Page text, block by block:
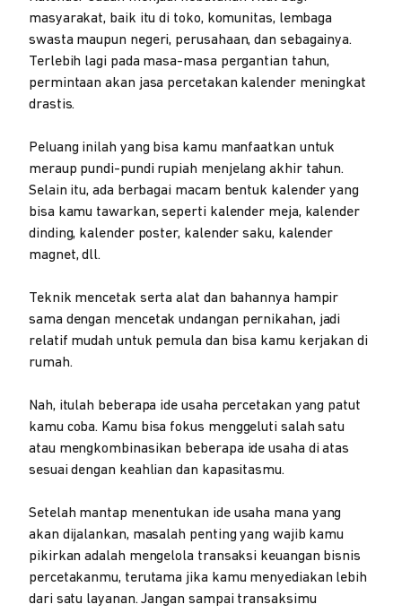
masyarakat, baik itu di toko, komunitas, lembaga
swasta maupun negeri, perusahaan, dan sebagainya.
Terlebih lagi pada masa-masa pergantian tahun,
permintaan akan jasa percetakan kalender meningkat
drastis.
Peluang inilah yang bisa kamu manfaatkan untuk
meraup pundi-pundi rupiah menjelang akhir tahun.
Selain itu, ada berbagai macam bentuk kalender yang
bisa kamu tawarkan, seperti kalender meja, kalender
dinding, kalender poster, kalender saku, kalender
magnet, dll.
Teknik mencetak serta alat dan bahannya hampir
sama dengan mencetak undangan pernikahan, jadi
relatif mudah untuk pemula dan bisa kamu kerjakan di
rumah.
Nah, itulah beberapa ide usaha percetakan yang patut
kamu coba. Kamu bisa fokus menggeluti salah satu
atau mengkombinasikan beberapa ide usaha di atas
sesuai dengan keahlian dan kapasitasmu.
Setelah mantap menentukan ide usaha mana yang
akan dijalankan, masalah penting yang wajib kamu
pikirkan adalah mengelola transaksi keuangan bisnis
percetakanmu, terutama jika kamu menyediakan lebih
dari satu layanan. Jangan sampai transaksimu